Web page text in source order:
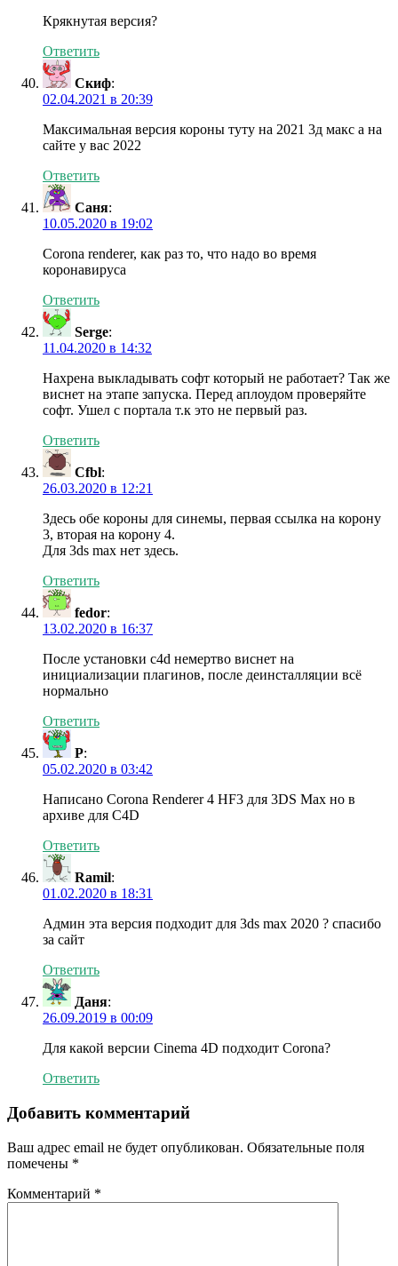
Крякнутая версия?
Ответить
Скиф:
02.04.2021 в 20:39
Максимальная версия короны туту на 2021 3д макс а на
сайте у вас 2022
Ответить
Саня:
10.05.2020 в 19:02
Corona renderer, как раз то, что надо во время
коронавируса
Ответить
Serge:
11.04.2020 в 14:32
Нахрена выкладывать софт который не работает? Так же
виснет на этапе запуска. Перед аплоудом проверяйте
софт. Ушел с портала т.к это не первый раз.
Ответить
Cfbl:
26.03.2020 в 12:21
Здесь обе короны для синемы, первая ссылка на корону
3, вторая на корону 4.
Для 3ds max нет здесь.
Ответить
fedor:
13.02.2020 в 16:37
После установки c4d немертво виснет на
инициализации плагинов, после деинсталляции всё
нормально
Ответить
P:
05.02.2020 в 03:42
Написано Corona Renderer 4 HF3 для 3DS Max но в
архиве для C4D
Ответить
Ramil:
01.02.2020 в 18:31
Админ эта версия подходит для 3ds max 2020 ? спасибо
за сайт
Ответить
Даня:
26.09.2019 в 00:09
Для какой версии Cinema 4D подходит Corona?
Ответить
Добавить комментарий
Ваш адрес email не будет опубликован. Обязательные поля
помечены *
Комментарий *